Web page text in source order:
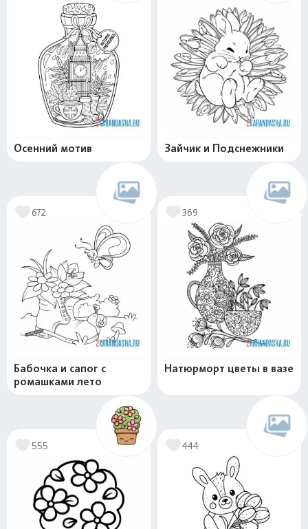
Осенний мотив Зайчик и Подснежники
672
Бабочка и сапог с
ромашками лето
369
Натюрморт цветы в вазе
555 444